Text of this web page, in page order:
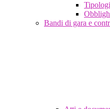
Bandi di gara e